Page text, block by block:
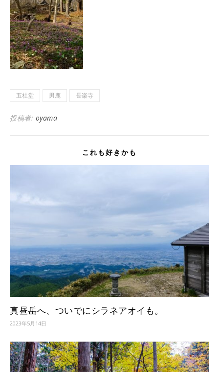
五社堂 男鹿 長楽寺
投稿者: oyama
これも好きかも
真昼岳へ、ついでにシラネアオイも。
2023年5月14日